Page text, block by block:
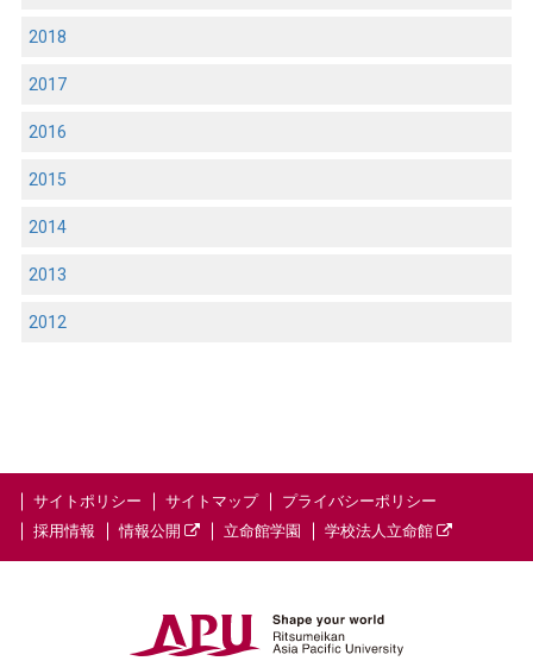
2018
2017
2016
2015
2014
2013
2012
サイトポリシー サイトマップ
プライバシーポリシー
採用情報
情報公開 立命館学園 学校法人立命館